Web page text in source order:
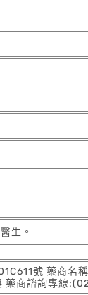
生。
號 藥商名
藥商諮詢專線